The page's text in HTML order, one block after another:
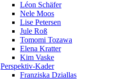
Léon Schäfer
Nele Moos
Lise Petersen
Jule Roß
Tomomi Tozawa
Elena Kratter
Kim Vaske
Perspektiv-Kader
Franziska Dziallas